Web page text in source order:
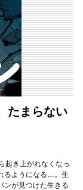
たまらない
起き上がれなくなっ
るようになる…。生
ンが見つけた生きる